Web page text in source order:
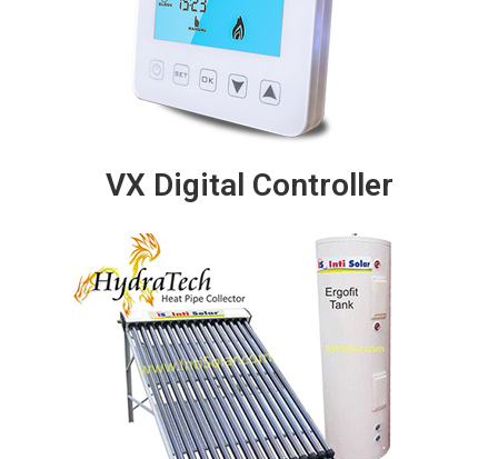
VX Digital Controller